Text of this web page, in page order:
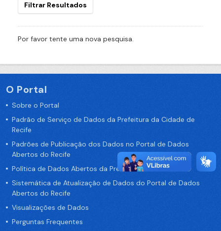
Filtrar Resultados
Por favor tente uma nova pesquisa.
O Portal
Sobre o Portal
Padrão de Serviço de Dados da Prefeitura da Cidade de
Recife
Padrões de Publicação dos Dados no Portal de Dados
Abertos do Recife
Política de Dados Abertos da Prefeitura do Recife
Sistemática de Atualização de Dados do Portal de Dados
Abertos do Recife
Visualizações de Dados
Perguntas Frequentes